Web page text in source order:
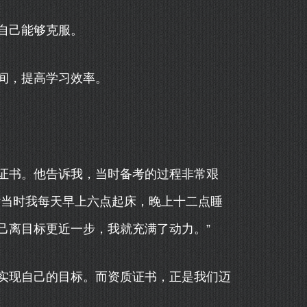
能够克服。
提高学习效率。
书。他告诉我，当时备考的过程非常艰
时我每天早上六点起床，晚上十二点睡
离目标更近一步，我就充满了动力。”
现自己的目标。而资质证书，正是我们迈